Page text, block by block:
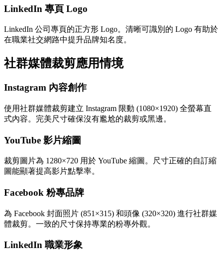
LinkedIn 專頁 Logo
LinkedIn 公司專頁的正方形 Logo。清晰可識別的 Logo 有助於
在職業社交網路中提升品牌知名度。
社群媒體裁剪應用情境
Instagram 內容創作
使用社群媒體裁剪建立 Instagram 限動 (1080×1920) 全螢幕直
式內容。完美尺寸確保沒有尷尬的裁剪或黑邊。
YouTube 影片縮圖
裁剪圖片為 1280×720 用於 YouTube 縮圖。尺寸正確的自訂縮
圖能顯著提高影片點擊率。
Facebook 粉專品牌
為 Facebook 封面照片 (851×315) 和頭像 (320×320) 進行社群媒
體裁剪。一致的尺寸保持專業的粉專外觀。
LinkedIn 職業形象